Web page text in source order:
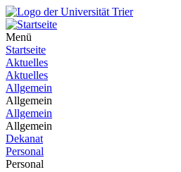
Menü
Startseite
Aktuelles
Aktuelles
Allgemein
Allgemein
Allgemein
Allgemein
Dekanat
Personal
Personal